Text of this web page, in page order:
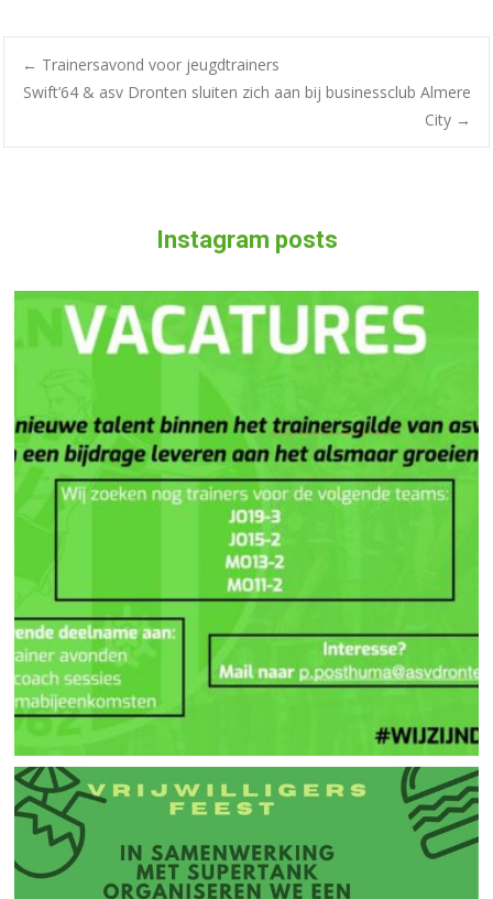
← Trainersavond voor jeugdtrainers
Swift’64 & asv Dronten sluiten zich aan bij businessclub Almere
City →
Instagram posts